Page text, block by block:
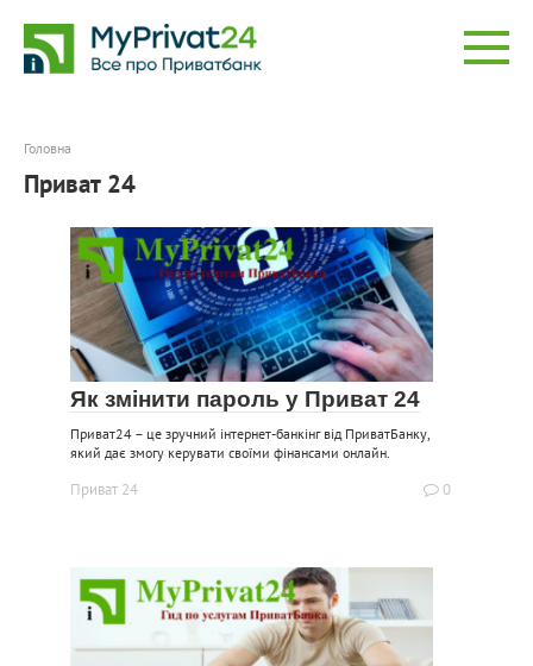
вмісту
Головна
Приват 24
Як змінити пароль у Приват 24
Приват24 – це зручний інтернет-банкінг від ПриватБанку,
який дає змогу керувати своїми фінансами онлайн.
Приват 24 0